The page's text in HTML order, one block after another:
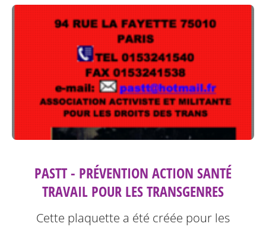
PASTT - PRÉVENTION ACTION SANTÉ
TRAVAIL POUR LES TRANSGENRES
Cette plaquette a été créée pour les